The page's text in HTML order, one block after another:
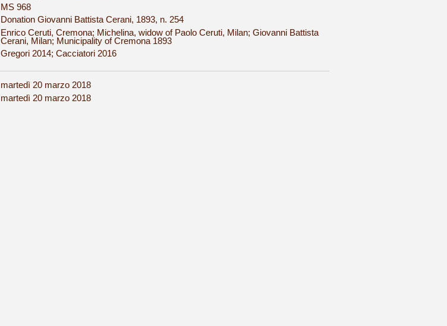
MS 968
Donation Giovanni Battista Cerani, 1893, n. 254
Enrico Ceruti, Cremona; Michelina, widow of Paolo Ceruti, Milan; Giovanni Battista
Cerani, Milan; Municipality of Cremona 1893
Gregori 2014; Cacciatori 2016
martedì 20 marzo 2018
martedì 20 marzo 2018